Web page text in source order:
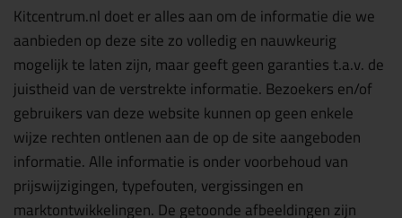
Kitcentrum.nl doet er alles aan om de informatie die we
aanbieden op deze site zo volledig en nauwkeurig
mogelijk te laten zijn, maar geeft geen garanties t.a.v. de
juistheid van de verstrekte informatie. Bezoekers en/of
gebruikers van deze website kunnen op geen enkele
wijze rechten ontlenen aan de op de site aangeboden
informatie. Alle informatie is onder voorbehoud van
prijswijzigingen, typefouten, vergissingen en
marktontwikkelingen. De getoonde afbeeldingen zijn